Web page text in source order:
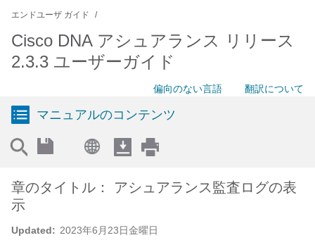
エンドユーザ ガイド
Cisco DNA アシュアランス リリース
2.3.3 ユーザーガイド
偏向のない言語 翻訳について
マニュアルのコンテンツ
Updated: 2023年6月23日金曜日
章のタイトル： アシュアランス監査ログの表
示